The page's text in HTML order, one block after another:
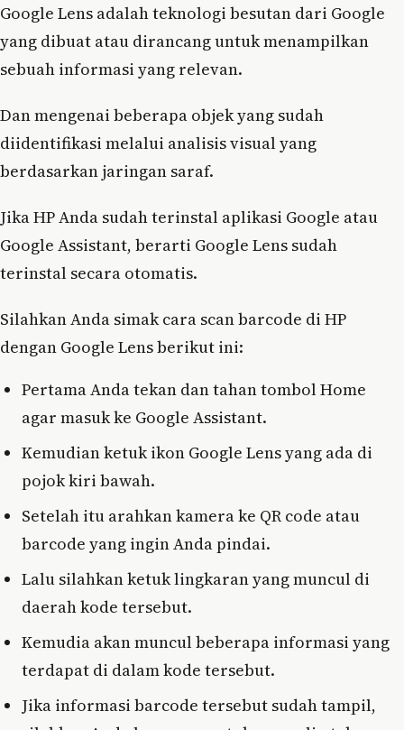
Google Lens adalah teknologi besutan dari Google
yang dibuat atau dirancang untuk menampilkan
sebuah informasi yang relevan.
Dan mengenai beberapa objek yang sudah
diidentifikasi melalui analisis visual yang
berdasarkan jaringan saraf.
Jika HP Anda sudah terinstal aplikasi Google atau
Google Assistant, berarti Google Lens sudah
terinstal secara otomatis.
Silahkan Anda simak cara scan barcode di HP
dengan Google Lens berikut ini:
Pertama Anda tekan dan tahan tombol Home
agar masuk ke Google Assistant.
Kemudian ketuk ikon Google Lens yang ada di
pojok kiri bawah.
Setelah itu arahkan kamera ke QR code atau
barcode yang ingin Anda pindai.
Lalu silahkan ketuk lingkaran yang muncul di
daerah kode tersebut.
Kemudia akan muncul beberapa informasi yang
terdapat di dalam kode tersebut.
Jika informasi barcode tersebut sudah tampil,